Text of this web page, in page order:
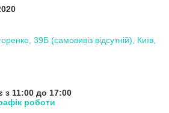
39Б (самовивіз відсутній), Київ,
з 11:00 до 17:00
роботи